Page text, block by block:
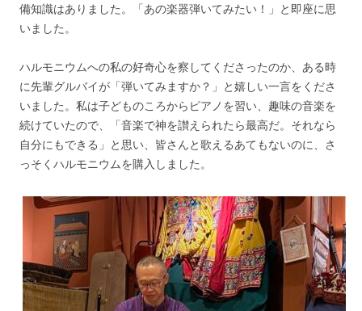
備知識はありました。「あの楽器弾いてみたい！」と即座に思
いました。
ハルモニウムへの私の好奇心を察してくださったのか、ある時
に先輩グルバイが「弾いてみますか？」と嬉しい一言をくださ
いました。私は子どものころからピアノを習い、趣味の音楽を
続けていたので、「音楽で神を讃えられたら最高だ。それなら
自分にもできる」と思い、皆さんと歌えるあてもないのに、さ
っそくハルモニウムを購入しました。